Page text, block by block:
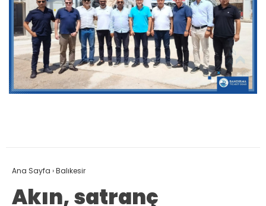
Ana Sayfa ›Balıkesir
Akın, satranç